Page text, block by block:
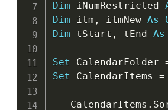
Dim iNumRestricted
Dim itm , itmNew As
Dim tStart , tEnd As
Set CalendarFolder
Set CalendarItems =
   CalendarItems
.